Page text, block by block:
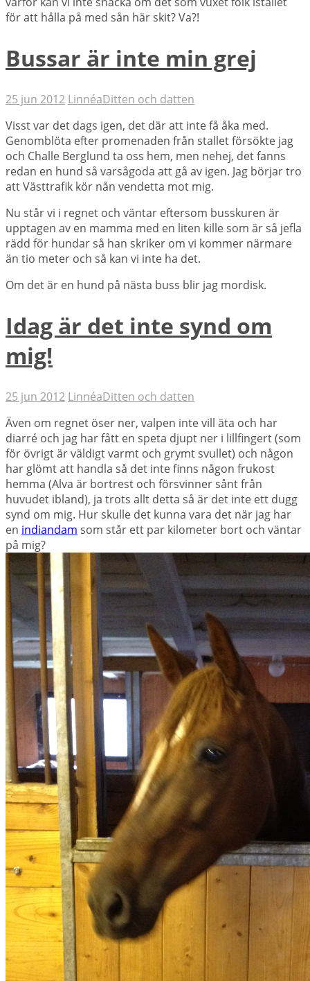
för att hålla på med sån här skit? Va?!
Bussar är inte min grej
25 jun 2012 LinnéaDitten och datten
Visst var det dags igen, det där att inte få åka med.
Genomblöta efter promenaden från stallet försökte jag
och Challe Berglund ta oss hem, men nehej, det fanns
redan en hund så varsågoda att gå av igen. Jag börjar tro
att Västtrafik kör nån vendetta mot mig.
Nu står vi i regnet och väntar eftersom busskuren är
upptagen av en mamma med en liten kille som är så jefla
rädd för hundar så han skriker om vi kommer närmare
än tio meter och så kan vi inte ha det.
Om det är en hund på nästa buss blir jag mordisk.
Idag är det inte synd om
mig!
25 jun 2012 LinnéaDitten och datten
Även om regnet öser ner, valpen inte vill äta och har
diarré och jag har fått en speta djupt ner i lillfingert (som
för övrigt är väldigt varmt och grymt svullet) och någon
har glömt att handla så det inte finns någon frukost
hemma (Alva är bortrest och försvinner sånt från
huvudet ibland), ja trots allt detta så är det inte ett dugg
synd om mig. Hur skulle det kunna vara det när jag har
en indiandam som står ett par kilometer bort och väntar
på mig?